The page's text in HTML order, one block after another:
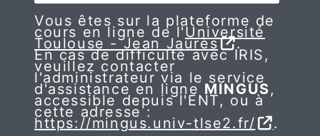
Vous êtes sur la plateforme de
cours en ligne de l'Université
Toulouse - Jean Jaurès .
En cas de difficulté avec IRIS,
veuillez contacter
l'administrateur via le service
d'assistance en ligne MINGUS,
accessible depuis l'ENT, ou à
cette adresse :
https://mingus.univ-tlse2.fr/ .